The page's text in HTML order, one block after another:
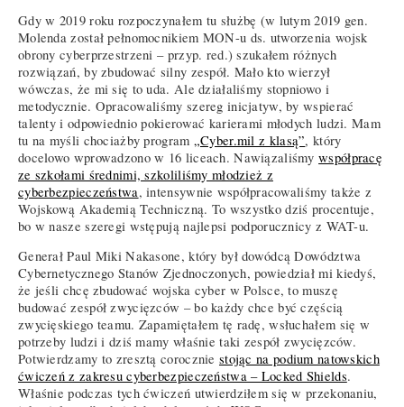
Gdy w 2019 roku rozpoczynałem tu służbę (w lutym 2019 gen.
Molenda został pełnomocnikiem MON-u ds. utworzenia wojsk
obrony cyberprzestrzeni – przyp. red.) szukałem różnych
rozwiązań, by zbudować silny zespół. Mało kto wierzył
wówczas, że mi się to uda. Ale działaliśmy stopniowo i
metodycznie. Opracowaliśmy szereg inicjatyw, by wspierać
talenty i odpowiednio pokierować karierami młodych ludzi. Mam
tu na myśli chociażby program „Cyber.mil z klasą”, który
docelowo wprowadzono w 16 liceach. Nawiązaliśmywspółpracę
ze szkołami średnimi, szkoliliśmy młodzież z
cyberbezpieczeństwa, intensywnie współpracowaliśmy także z
Wojskową Akademią Techniczną. To wszystko dziś procentuje,
bo w nasze szeregi wstępują najlepsi podporucznicy z WAT-u.
Generał Paul Miki Nakasone, który był dowódcą Dowództwa
Cybernetycznego Stanów Zjednoczonych, powiedział mi kiedyś,
że jeśli chcę zbudować wojska cyber w Polsce, to muszę
budować zespół zwycięzców – bo każdy chce być częścią
zwycięskiego teamu. Zapamiętałem tę radę, wsłuchałem się w
potrzeby ludzi i dziś mamy właśnie taki zespół zwycięzców.
Potwierdzamy to zresztą corocznie stojąc na podium natowskich
ćwiczeń z zakresu cyberbezpieczeństwa – Locked Shields.
Właśnie podczas tych ćwiczeń utwierdziłem się w przekonaniu,